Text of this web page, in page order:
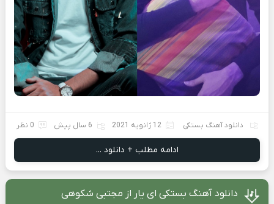
دانلود آهنگ بستکی 12 ژانویه 2021 6 سال پیش 0 نظر
ادامه مطلب + دانلود ...
دانلود آهنگ بستکی ای یار از مجتبی شکوهی